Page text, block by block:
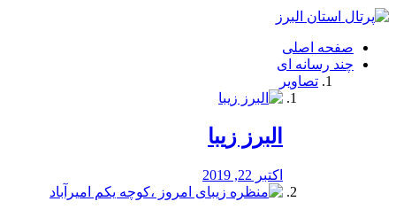
فصد
شرق
تهران
خشکشویی
صفحه اصلی
چند رسانه ای
تصاویر
البرز زیبا
اکتبر 22, 2019